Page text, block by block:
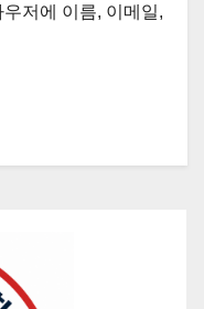
저에 이름, 이메일,